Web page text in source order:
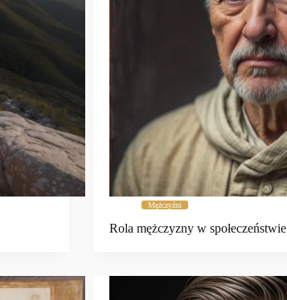
Mężczyźni
Rola mężczyzny w społeczeństwie